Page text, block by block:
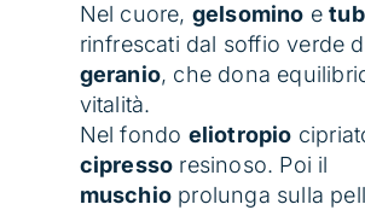
Nel cuore, gelsomino e
rinfrescati dal soffio verde
geranio, che dona
vitalità.
Nel fondo eliotropio
cipresso resinoso. Poi il
muschioprolunga sulla